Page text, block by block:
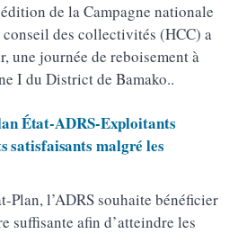
de la Campagne nationale
des collectivités (HCC) a
une journée de reboisement à
I du District de Bamako..
État-ADRS-Exploitants
satisfaisants malgré les
Plan, l’ADRS souhaite bénéficier
suffisante afin d’atteindre les